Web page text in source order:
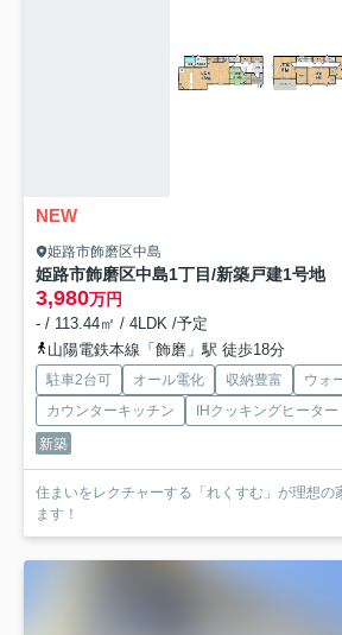
NEW
姫路市飾磨区中島
姫路市飾磨区中島1丁目/新築戸建1号地
3,980万円
- / 113.44㎡ / 4LDK /予定
山陽電鉄本線「飾磨」駅 徒歩18分
駐車2台可 オール電化 収納豊富
ウォ
カウンターキッチン
IHクッキングヒーター
新築
住まいをレクチャーする「れくすむ」が理想の
ます！